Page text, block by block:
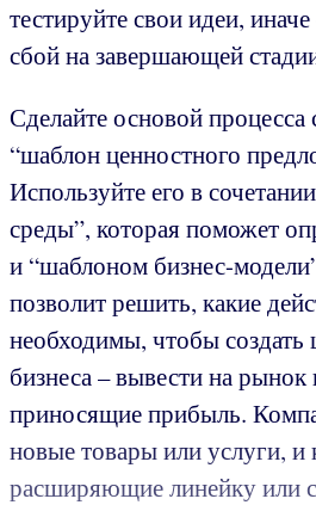
тестируйте свои идеи,
сбой на завершающей
Сделайте основой процесса
“шаблон ценностного
Используйте его в
среды”, которая поможет
и “шаблоном бизнес-
позволит решить, какие
необходимы, чтобы создать
бизнеса – вывести на
приносящие прибыль.
новые товары или услуги, и
расширяющие линейку или